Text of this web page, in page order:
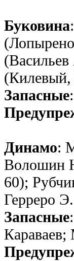
Буковина
(Килевый,
Запасные
Динамо:
Волошин
60);
Герреро
Запасные